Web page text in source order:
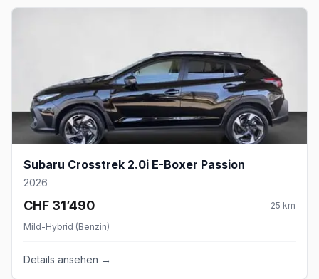
Subaru Crosstrek 2.0i E-Boxer Passion
2026
CHF 31’490 25 km
Mild-Hybrid (Benzin)
Details ansehen →